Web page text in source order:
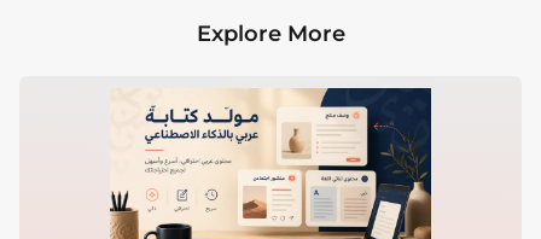
Explore More